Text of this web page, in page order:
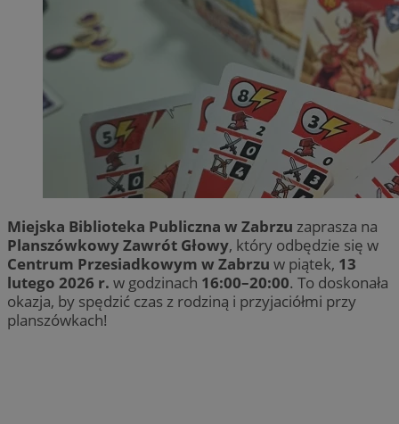
Miejska Biblioteka Publiczna w Zabrzu zaprasza na
Planszówkowy Zawrót Głowy, który odbędzie się w
Centrum Przesiadkowym w Zabrzu w piątek, 13
lutego 2026 r. w godzinach 16:00–20:00. To doskonała
okazja, by spędzić czas z rodziną i przyjaciółmi przy
planszówkach!